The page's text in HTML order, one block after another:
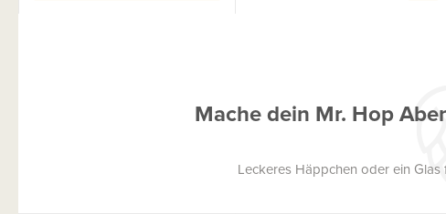
Mache dein Mr. Hop
Leckeres Häppchen oder ein